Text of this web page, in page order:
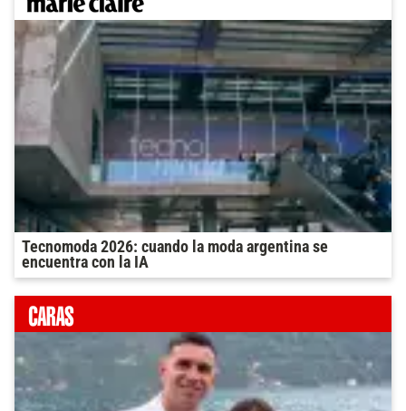
Tecnomoda 2026: cuando la moda argentina se
encuentra con la IA